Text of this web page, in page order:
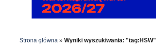
Strona główna » Wyniki wyszukiwania: "tag:HSW"